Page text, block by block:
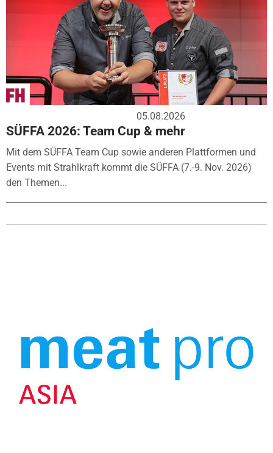
05.08.2026
SÜFFA 2026: Team Cup & mehr
Mit dem SÜFFA Team Cup sowie anderen Plattformen und
Events mit Strahlkraft kommt die SÜFFA (7.-9. Nov. 2026)
den Themen...